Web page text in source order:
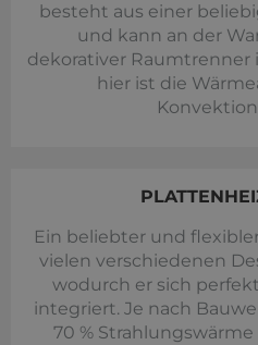
besteht aus einer
und kann an der
dekorativer Raumtrenner
hier ist die
Ein beliebter und
vielen verschiedenen
wodurch er sich
integriert. Je nach
70 %